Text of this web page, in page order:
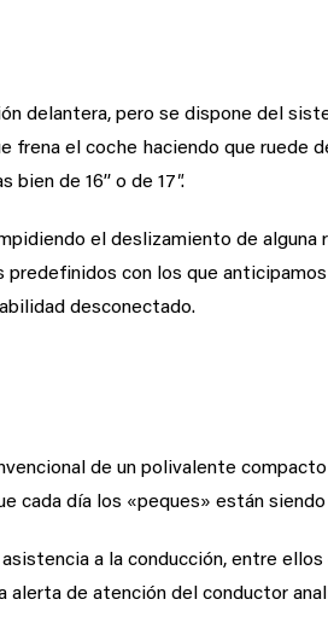
delantera, pero se dispone del
el coche haciendo que ruede
de 16’’ o de 17″.
el deslizamiento de
con los que
desconectado.
de un polivalente
cada día los «peques» están
a la conducción, entre
de atención del conductor